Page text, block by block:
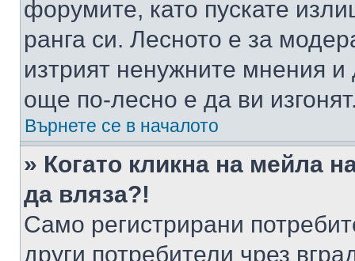
форумите, като пускате
ранга си. Лесното е за
изтрият ненужните мнения
още по-лесно е да ви
Върнете се в началото
» Когато кликна на мейла
да вляза?!
Само регистрирани
други потребители чрез